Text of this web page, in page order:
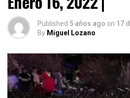
Published 5 años ago on 17
By Miguel Lozano